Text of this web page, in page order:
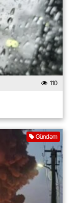
110
Gündəm